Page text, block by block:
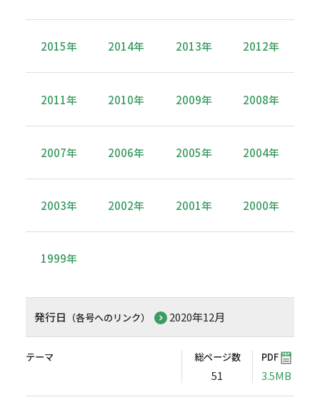
2015年 2014年 2013年 2012年
2011年 2010年 2009年 2008年
2007年 2006年 2005年 2004年
2003年 2002年 2001年 2000年
1999年
発行日 （各号へのリンク） 2020年12月
テーマ 総ページ数
51
PDF
3.5MB